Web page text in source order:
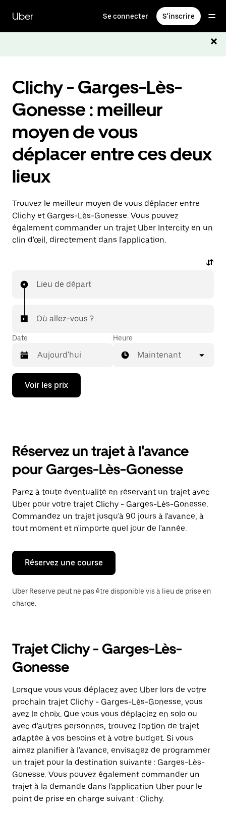
contenu
principal
Uber Se connecter S'inscrire
Clichy - Garges-Lès-
Gonesse : meilleur
moyen de vous
déplacer entre ces deux
lieux
Trouvez le meilleur moyen de vous déplacer entre
Clichy et Garges-Lès-Gonesse. Vous pouvez
également commander un trajet Uber Intercity en un
clin d'œil, directement dans l'application.
Lieu de départ
Où allez-vous ?
Date
Appuyez
la
ouvrir
calendrier
et
sélectionner
une
date.
Appuyez
sur
la
Échap
pour
fermer
calendrier.
Heure
Maintenant
Voir les prix
Réservez un trajet à l'avance
pour Garges-Lès-Gonesse
Parez à toute éventualité en réservant un trajet avec
Uber pour votre trajet Clichy - Garges-Lès-Gonesse.
Commandez un trajet jusqu'à 90 jours à l'avance, à
tout moment et n'importe quel jour de l'année.
Réservez une course
Uber Reserve peut ne pas être disponible vis à lieu de prise en
charge.
Trajet Clichy - Garges-Lès-
Gonesse
Lorsque vous vous déplacez avec Uber lors de votre
prochain trajet Clichy - Garges-Lès-Gonesse, vous
avez le choix. Que vous vous déplaciez en solo ou
avec d'autres personnes, trouvez l'option de trajet
adaptée à vos besoins et à votre budget. Si vous
aimez planifier à l'avance, envisagez de programmer
un trajet pour la destination suivante : Garges-Lès-
Gonesse. Vous pouvez également commander un
trajet à la demande dans l'application Uber pour le
point de prise en charge suivant : Clichy.